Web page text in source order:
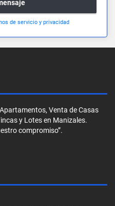
de servicio y privacidad
Venta de Casas
y Lotes en Manizales.
compromiso”.